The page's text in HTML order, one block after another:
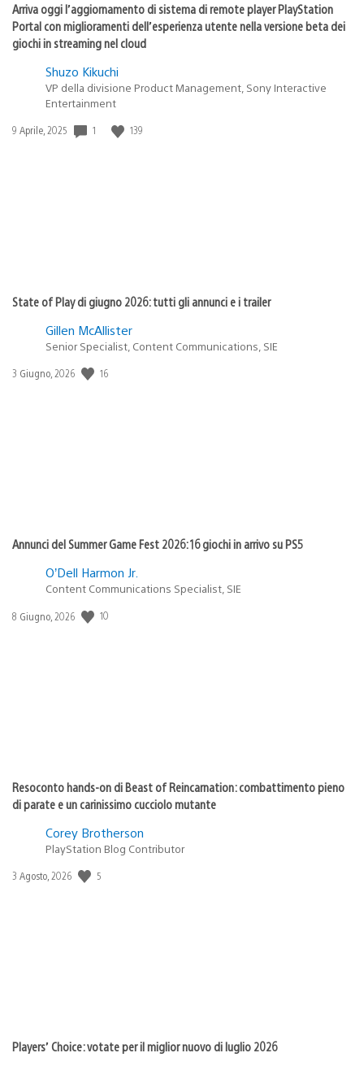
Arriva oggi l’aggiornamento di sistema di remote player PlayStation
Portal con miglioramenti dell’esperienza utente nella versione beta dei
giochi in streaming nel cloud
Shuzo Kikuchi
VP della divisione Product Management, Sony Interactive
Entertainment
Data
9 Aprile, 2025 1 139
State of Play di giugno 2026: tutti gli annunci e i trailer
Gillen McAllister
Senior Specialist, Content Communications, SIE
Data
3 Giugno, 2026 16
Annunci del Summer Game Fest 2026: 16 giochi in arrivo su PS5
O’Dell Harmon Jr.
Content Communications Specialist, SIE
Data
8 Giugno, 2026 10
Resoconto hands-on di Beast of Reincarnation: combattimento pieno
di parate e un carinissimo cucciolo mutante
Corey Brotherson
PlayStation Blog Contributor
Data
3 Agosto, 2026 5
Players’ Choice: votate per il miglior nuovo di luglio 2026